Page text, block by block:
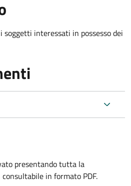
interessati in possesso dei
presentando tutta la
in formato PDF.